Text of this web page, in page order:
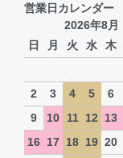
営業日カレンダー
2026年8月
日
月 火 水 木
2
3 4 5 6
9
10 11 12 13
16 17 18 19 20